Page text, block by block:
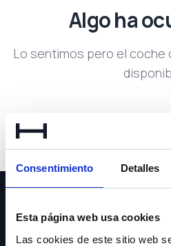
Consentimiento Detalles
Esta página web usa cookies
Las cookies de este sitio web
Algo ha
Lo sentimos pero el coche